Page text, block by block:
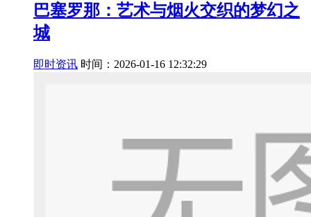
巴塞罗那：艺术与烟火交织的梦幻之
城
即时资讯 时间：2026-01-16 12:32:29